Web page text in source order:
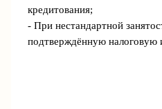
кредитования;
- При нестандартной
подтверждённую налоговую